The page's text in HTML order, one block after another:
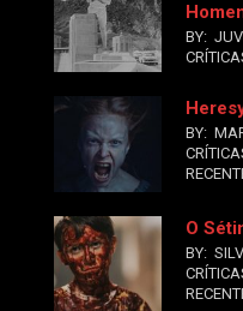
BY:
BY:
O
BY: